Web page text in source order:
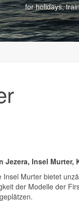
for holidays,
Jezera, Insel Murter,
Murter bietet
der Modelle der